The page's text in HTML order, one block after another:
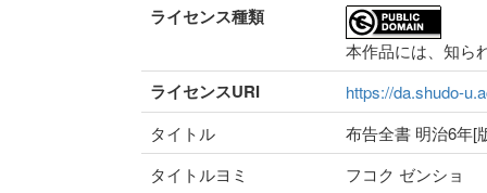
ライセンス種類
本作品には、知ら
ライセンスURI
https://da.shudo-
タイトル
布告全書 明治6年[
タイトルヨミ
フコク ゼンショ